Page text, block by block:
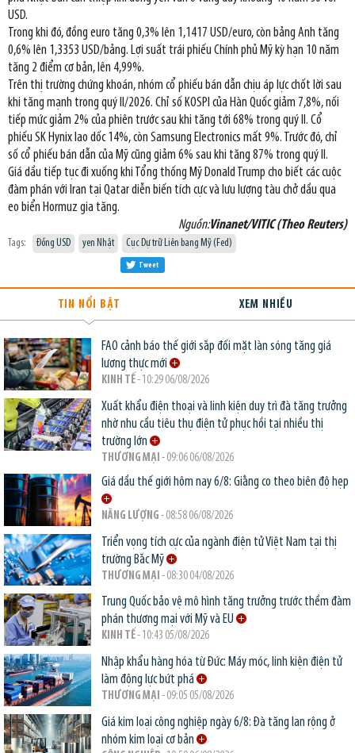
USD.
Trong khi đó, đồng euro tăng 0,3% lên 1,1417 USD/euro, còn bảng Anh tăng
0,6% lên 1,3353 USD/bảng. Lợi suất trái phiếu Chính phủ Mỹ kỳ hạn 10 năm
tăng 2 điểm cơ bản, lên 4,99%.
Trên thị trường chứng khoán, nhóm cổ phiếu bán dẫn chịu áp lực chốt lời sau
khi tăng mạnh trong quý II/2026. Chỉ số KOSPI của Hàn Quốc giảm 7,8%, nối
tiếp mức giảm 2% của phiên trước sau khi tăng tới 68% trong quý II. Cổ
phiếu SK Hynix lao dốc 14%, còn Samsung Electronics mất 9%. Trước đó, chỉ
số cổ phiếu bán dẫn của Mỹ cũng giảm 6% sau khi tăng 87% trong quý II.
Giá dầu tiếp tục đi xuống khi Tổng thống Mỹ Donald Trump cho biết các cuộc
đàm phán với Iran tại Qatar diễn biến tích cực và lưu lượng tàu chở dầu qua
eo biển Hormuz gia tăng.
Nguồn:Vinanet/VITIC (Theo Reuters)
Tags: Đồng USD yen Nhật Cục Dự trữ Liên bang Mỹ (Fed)
Tweet
TIN NỔI BẬT XEM NHIỀU
FAO cảnh báo thế giới sắp đối mặt làn sóng tăng giá
lương thực mới
KINH TẾ- 10:29 06/08/2026
Xuất khẩu điện thoại và linh kiện duy trì đà tăng trưởng
nhờ nhu cầu tiêu thụ điện tử phục hồi tại nhiều thị
trường lớn
THƯƠNG MẠI - 09:06 06/08/2026
Giá dầu thế giới hôm nay 6/8: Giằng co theo biên độ hẹp
NĂNG LƯỢNG - 08:58 06/08/2026
Triển vọng tích cực của ngành điện tử Việt Nam tại thị
trường Bắc Mỹ
THƯƠNG MẠI - 08:30 04/08/2026
Trung Quốc bảo vệ mô hình tăng trưởng trước thềm đàm
phán thương mại với Mỹ và EU
KINH TẾ- 10:43 05/08/2026
Nhập khẩu hàng hóa từ Đức: Máy móc, linh kiện điện tử
làm động lực bứt phá
THƯƠNG MẠI - 09:05 05/08/2026
Giá kim loại công nghiệp ngày 6/8: Đà tăng lan rộng ở
nhóm kim loại cơ bản